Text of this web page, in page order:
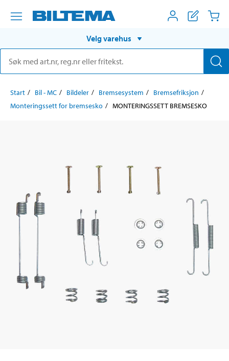
Velg varehus
Start Bil - MC Bildeler Bremsesystem
Bremsefriksjon
Monteringssett for bremsesko
MONTERINGSSETT BREMSESKO